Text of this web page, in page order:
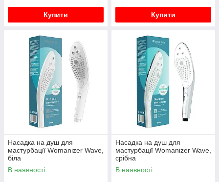
Купити Купити
Насадка на душ для
мастурбації Womanizer Wave,
біла
В наявності
Насадка на душ для
мастурбації Womanizer Wave,
срібна
В наявності